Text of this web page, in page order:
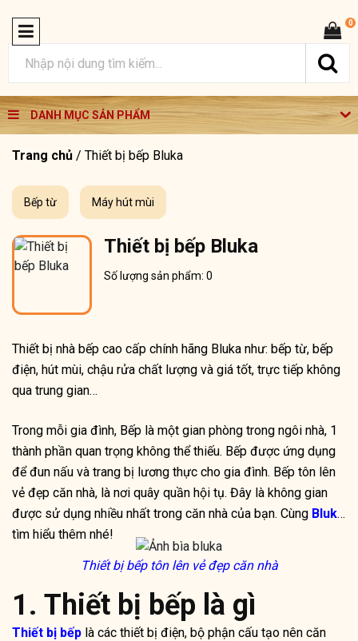
0
DANH MỤC SẢN PHẨM
Trang chủ / Thiết bị bếp Bluka
Bếp từ Máy hút mùi
Thiết bị bếp Bluka
Số lượng sản phẩm: 0
Thiết bị nhà bếp cao cấp chính hãng Bluka như: bếp từ, bếp
điện, hút mùi, chậu rửa chất lượng và giá tốt, trực tiếp không
qua trung gian…
Trong mỗi gia đình, Bếp là một gian phòng trong ngôi nhà, 1
thành phần quan trọng không thể thiếu. Bếp được ứng dụng
để đun nấu và trang bị lương thực cho gia đình. Bếp tôn lên
vẻ đẹp căn nhà, là nơi quây quần hội tụ. Đây là không gian
được sử dụng nhiều nhất trong căn nhà của bạn. Cùng Bluka
tìm hiểu thêm nhé!
Thiết bị bếp tôn lên vẻ đẹp căn nhà
1. Thiết bị bếp là gì
Thiết bị bếp là các thiết bị điện, bộ phận cấu tạo nên căn